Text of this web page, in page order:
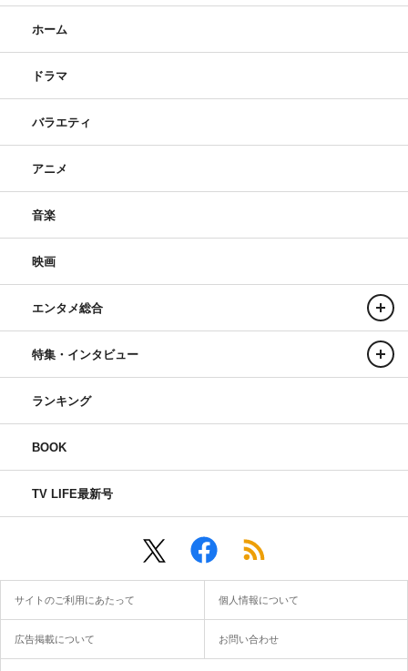
ホーム
ドラマ
バラエティ
アニメ
音楽
映画
エンタメ総合
特集・インタビュー
ランキング
BOOK
TV LIFE最新号
サイトのご利用にあたって 個人情報について
広告掲載について お問い合わせ